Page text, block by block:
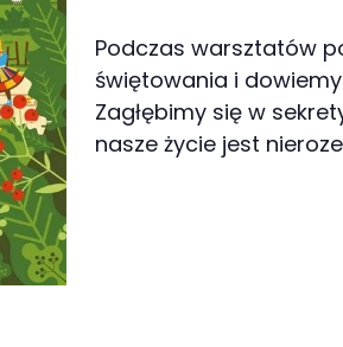
Podczas warsztatów
świętowania i
Zagłębimy się w
nasze życie jest